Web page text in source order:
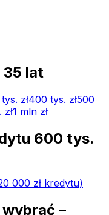
35 lat
zł400 tys. zł500
zł1 mln zł
600 tys.
000 zł kredytu)
–